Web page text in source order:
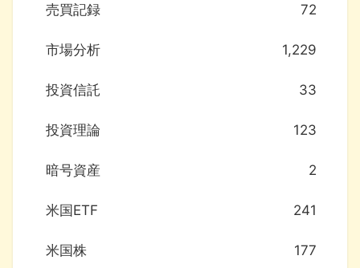
売買記録 72
市場分析 1,229
投資信託 33
投資理論 123
暗号資産 2
米国ETF 241
米国株 177